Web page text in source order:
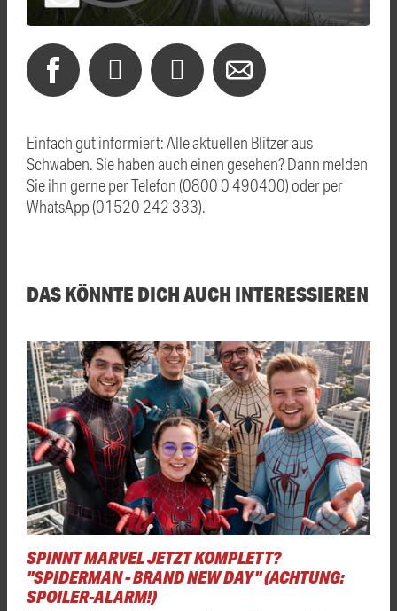
Einfach gut informiert: Alle aktuellen Blitzer aus
Schwaben. Sie haben auch einen gesehen? Dann melden
Sie ihn gerne per Telefon (0800 0 490400) oder per
WhatsApp (01520 242 333).
DAS KÖNNTE DICH AUCH INTERESSIEREN
SPINNT MARVEL JETZT KOMPLETT?
"SPIDERMAN - BRAND NEW DAY" (ACHTUNG:
SPOILER-ALARM!)